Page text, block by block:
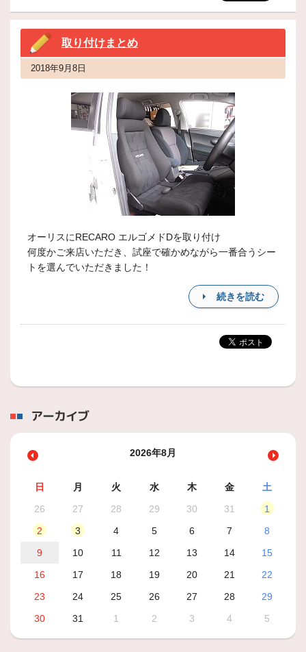
取り付けまとめ
2018年9月8日
オーリスにRECARO エルゴメドDを取り付け
何度かご来店いただき、試座で確かめながら一番合うシー
トを選んでいただきました！
続きを読む
アーカイブ
2026年8月
日 月 火 水 木 金
土
26
27 28 29 30 31
1
2
3 4 5 6 7
8
9
10 11 12 13 14
15
16
17 18 19 20 21
22
23
24 25 26 27 28
29
30
31 1 2 3 4 5